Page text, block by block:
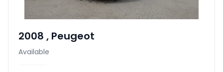
2008 , Peugeot
Available